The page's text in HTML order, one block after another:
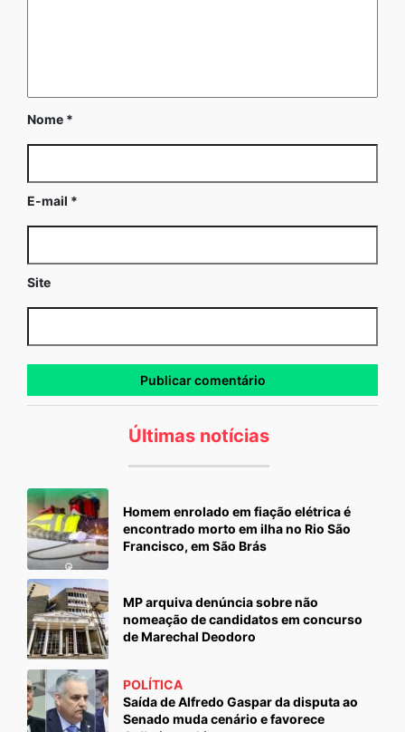
Nome *
E-mail *
Site
Últimas notícias
Homem enrolado em fiação elétrica é
encontrado morto em ilha no Rio São
Francisco, em São Brás
MP arquiva denúncia sobre não
nomeação de candidatos em concurso
de Marechal Deodoro
POLÍTICA
Saída de Alfredo Gaspar da disputa ao
Senado muda cenário e favorece